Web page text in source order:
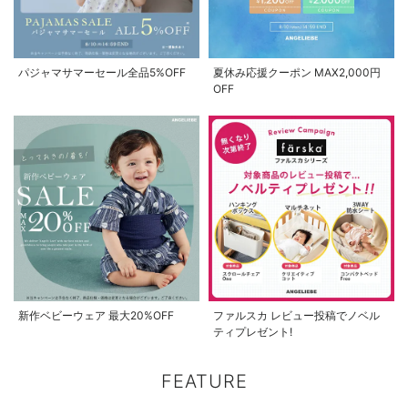
パジャマサマーセール全品5%OFF
夏休み応援クーポン MAX2,000円
OFF
新作ベビーウェア 最大20%OFF
ファルスカ レビュー投稿でノベル
ティプレゼント!
FEATURE